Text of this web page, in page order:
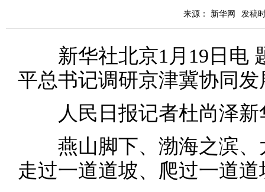
来源： 新华网 发稿
新华社北京1月19日电
平总书记调研京津冀协同
人民日报记者杜尚泽新
燕山脚下、渤海之滨、
走过一道道坡、爬过一道